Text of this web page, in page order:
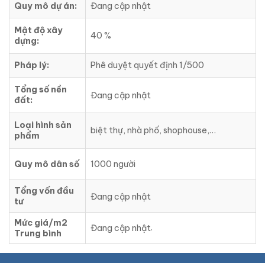
Quy mô dự án: Đang cập nhật
Mật độ xây
dựng:
40 %
Pháp lý: Phê duyệt quyết định 1/500
Tổng số nền
đất:
Đang cập nhật
Loại hình sản
phẩm
biệt thự, nhà phố, shophouse,…
Quy mô dân số 1000 người
Tổng vốn đầu
tư
Đang cập nhật
Mức giá/m2
Trung bình
Đang cập nhật.